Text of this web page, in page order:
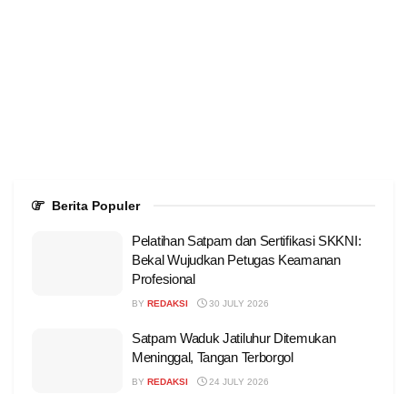
Berita Populer
Pelatihan Satpam dan Sertifikasi SKKNI:
Bekal Wujudkan Petugas Keamanan
Profesional
BY REDAKSI 30 JULY 2026
Satpam Waduk Jatiluhur Ditemukan
Meninggal, Tangan Terborgol
BY REDAKSI 24 JULY 2026